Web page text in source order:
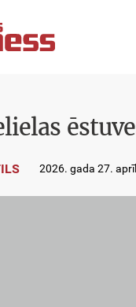
2026. gada 27.